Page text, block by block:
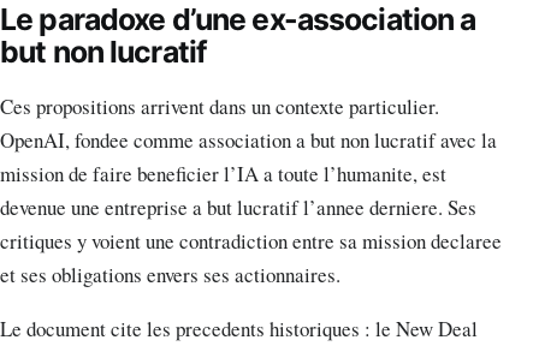
Le paradoxe d’une ex-association a
but non lucratif
Ces propositions arrivent dans un contexte particulier.
OpenAI, fondee comme association a but non lucratif avec la
mission de faire beneficier l’IA a toute l’humanite, est
devenue une entreprise a but lucratif l’annee derniere. Ses
critiques y voient une contradiction entre sa mission declaree
et ses obligations envers ses actionnaires.
Le document cite les precedents historiques : le New Deal